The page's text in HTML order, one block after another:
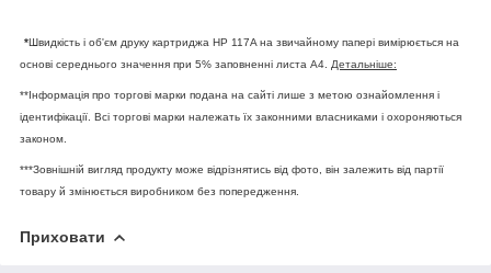
*Швидкість і об'єм друку картриджа HP 117A на звичайному папері вимірюється на
основі середнього значення при 5% заповненні листа А4. Детальніше:
**Інформація про торгові марки подана на сайті лише з метою ознайомлення і
ідентифікації. Всі торгові марки належать їх законними власниками і охороняються
законом.
***Зовнішній вигляд продукту може відрізнятись від фото, він залежить від партії
товару й змінюється виробником без попередження.
Приховати